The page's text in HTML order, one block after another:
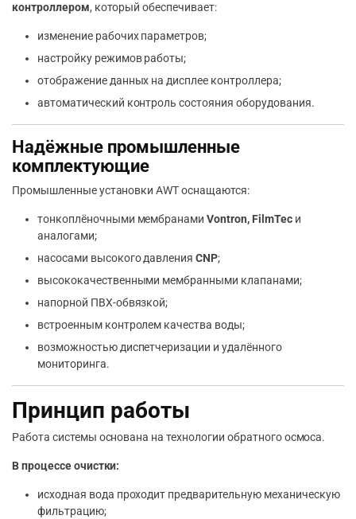
контроллером, который обеспечивает:
изменение рабочих параметров;
настройку режимов работы;
отображение данных на дисплее контроллера;
автоматический контроль состояния оборудования.
Надёжные промышленные
комплектующие
Промышленные установки AWT оснащаются:
тонкоплёночными мембранамиVontron, FilmTecи
аналогами;
насосами высокого давленияCNP;
высококачественными мембранными клапанами;
напорной ПВХ-обвязкой;
встроенным контролем качества воды;
возможностью диспетчеризации и удалённого
мониторинга.
Принцип работы
Работа системы основана на технологии обратного осмоса.
В процессе очистки:
исходная вода проходит предварительную механическую
фильтрацию;